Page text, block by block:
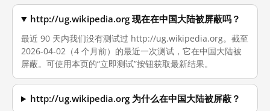
http://ug.wikipedia.org 现在在中国大陆被屏蔽吗？
最近 90 天内我们没有测试过 http://ug.wikipedia.org。截至
2026-04-02（4 个月前）的最近一次测试，它在中国大陆被
屏蔽。可使用本页的“立即测试”按钮获取最新结果。
http://ug.wikipedia.org 为什么在中国大陆被屏蔽？